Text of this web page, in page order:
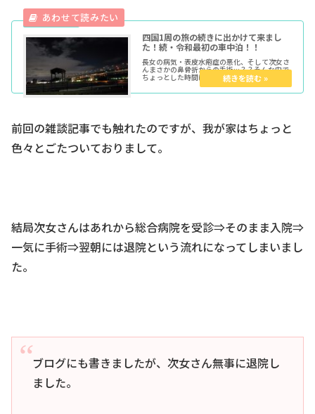
四国1周の旅の続きに出かけて来まし
た！続・令和最初の車中泊！！
長女の病気・表皮水疱症の悪化、そして次女さ
んまさかの鼻骨折からの手術…？？そんな中で
ちょっとした時間に長女の発散をかねて旅に出
てきました。目指すは四国と淡路島、そし
て…？？？
前回の雑談記事でも触れたのですが、我が家はちょっと
色々とごたついておりまして。
結局次女さんはあれから総合病院を受診⇒そのまま入院⇒
一気に手術⇒翌朝には退院という流れになってしまいまし
た。
ブログにも書きましたが、次女さん無事に退院し
ました。